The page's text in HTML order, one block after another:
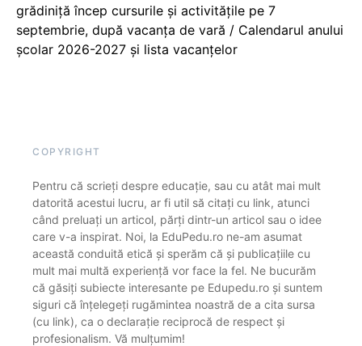
grădiniță încep cursurile și activitățile pe 7
septembrie, după vacanța de vară / Calendarul anului
școlar 2026-2027 și lista vacanțelor
COPYRIGHT
Pentru că scrieți despre educație, sau cu atât mai mult
datorită acestui lucru, ar fi util să citați cu link, atunci
când preluați un articol, părți dintr-un articol sau o idee
care v-a inspirat. Noi, la EduPedu.ro ne-am asumat
această conduită etică și sperăm că și publicațiile cu
mult mai multă experiență vor face la fel. Ne bucurăm
că găsiți subiecte interesante pe Edupedu.ro și suntem
siguri că înțelegeți rugămintea noastră de a cita sursa
(cu link), ca o declarație reciprocă de respect și
profesionalism. Vă mulțumim!